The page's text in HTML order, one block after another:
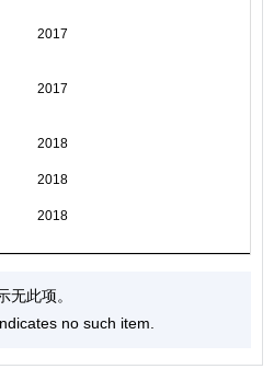
2017
2017
2018
2018
2018
无此项。
no such item.